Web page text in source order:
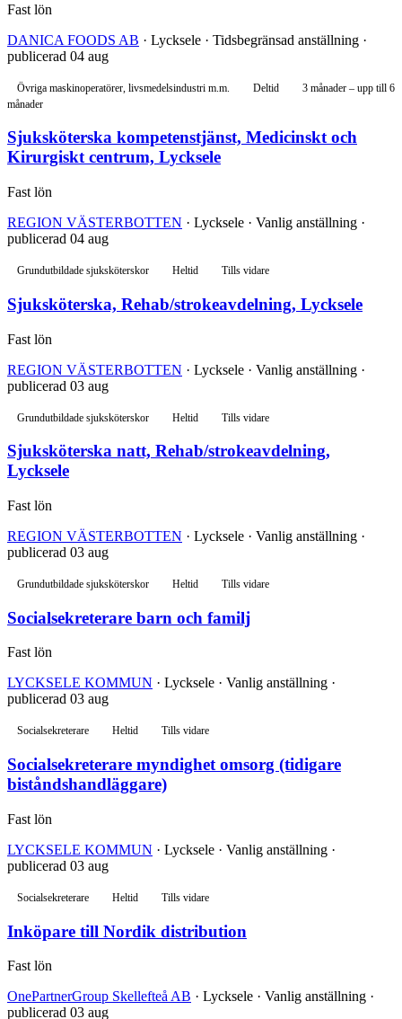
Fast lön
DANICA FOODS AB · Lycksele · Tidsbegränsad anställning ·
publicerad 04 aug
Övriga maskinoperatörer, livsmedelsindustri m.m. Deltid
3 månader – upp till 6
månader
Sjuksköterska kompetenstjänst, Medicinskt och
Kirurgiskt centrum, Lycksele
Fast lön
REGION VÄSTERBOTTEN · Lycksele · Vanlig anställning ·
publicerad 04 aug
Grundutbildade sjuksköterskor Heltid Tills vidare
Sjuksköterska, Rehab/strokeavdelning, Lycksele
Fast lön
REGION VÄSTERBOTTEN · Lycksele · Vanlig anställning ·
publicerad 03 aug
Grundutbildade sjuksköterskor Heltid Tills vidare
Sjuksköterska natt, Rehab/strokeavdelning,
Lycksele
Fast lön
REGION VÄSTERBOTTEN · Lycksele · Vanlig anställning ·
publicerad 03 aug
Grundutbildade sjuksköterskor Heltid Tills vidare
Socialsekreterare barn och familj
Fast lön
LYCKSELE KOMMUN · Lycksele · Vanlig anställning ·
publicerad 03 aug
Socialsekreterare Heltid Tills vidare
Socialsekreterare myndighet omsorg (tidigare
biståndshandläggare)
Fast lön
LYCKSELE KOMMUN · Lycksele · Vanlig anställning ·
publicerad 03 aug
Socialsekreterare Heltid Tills vidare
Inköpare till Nordik distribution
Fast lön
OnePartnerGroup Skellefteå AB · Lycksele · Vanlig anställning ·
publicerad 03 aug